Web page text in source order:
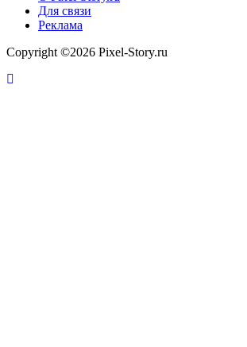
Для связи
Реклама
Copyright ©2026 Pixel-Story.ru